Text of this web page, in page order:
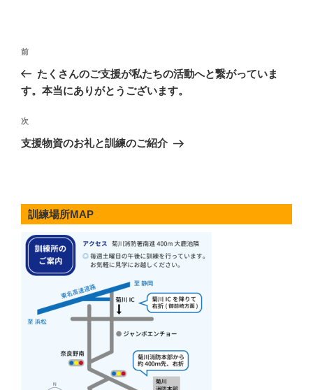
投
ナ
ゲ
ー
ン
前
の
投
前
たくさんのご支援が私たちの活動へと繋がっていま
す。本当にありがとうございます。
次
の
次
支援物資のお礼と訓練のご紹介
訓練場所MAP